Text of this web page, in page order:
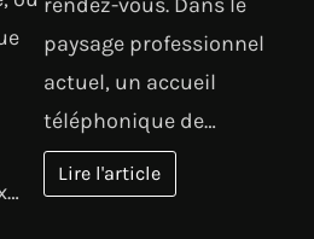
rendez-vous. Dans le
paysage professionnel
actuel, un accueil
téléphonique de…
Lire l'article